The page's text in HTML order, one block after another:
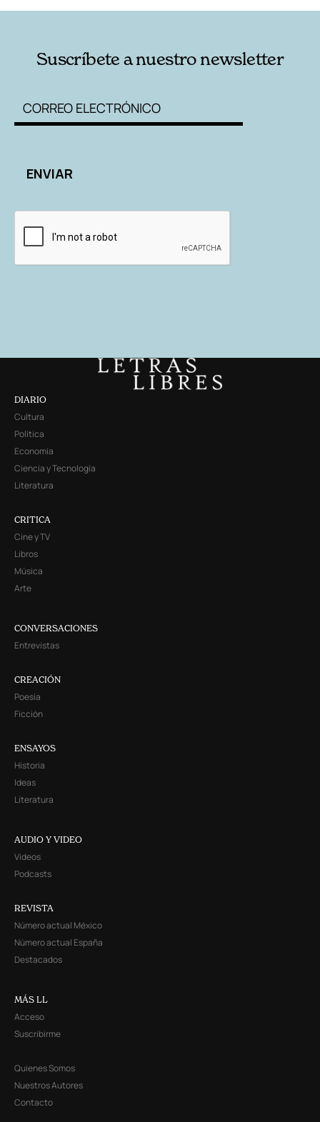
Suscríbete a nuestro newsletter
DIARIO
Cultura
Política
Economía
Ciencia y Tecnología
Literatura
CRITICA
Cine y TV
Libros
Música
Arte
CONVERSACIONES
Entrevistas
CREACIÓN
Poesía
Ficción
ENSAYOS
Historia
Ideas
Literatura
AUDIO Y VIDEO
Videos
Podcasts
REVISTA
Número actual México
Número actual España
Destacados
MÁS LL
Acceso
Suscribirme
Quienes Somos
Nuestros Autores
Contacto